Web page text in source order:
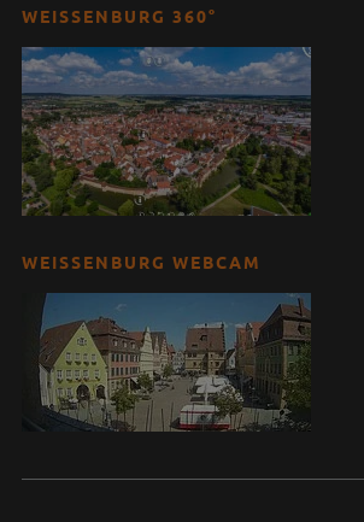
WEISSENBURG 360°
WEISSENBURG WEBCAM